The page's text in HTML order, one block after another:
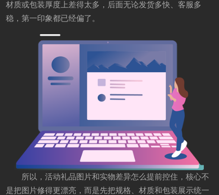
材质或包装厚度上差得太多，后面无论发货多快、客服多
稳，第一印象都已经偏了。
所以，活动礼品图片和实物差异怎么提前控住，核心不
是把图片修得更漂亮，而是先把规格、材质和包装展示统一